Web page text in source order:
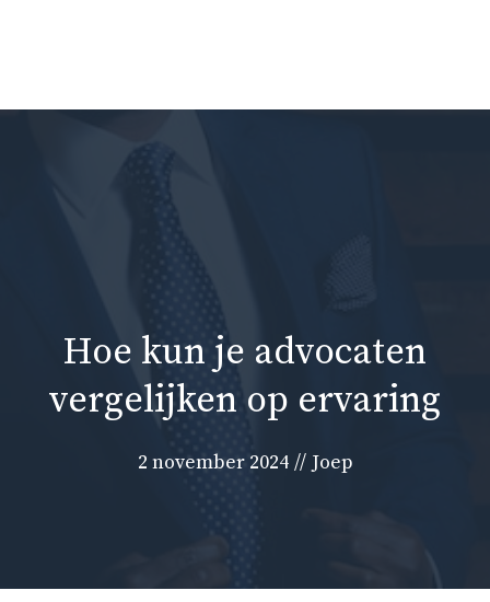
inhoud
Hoe kun je advocaten
vergelijken op ervaring
2 november 2024 // Joep